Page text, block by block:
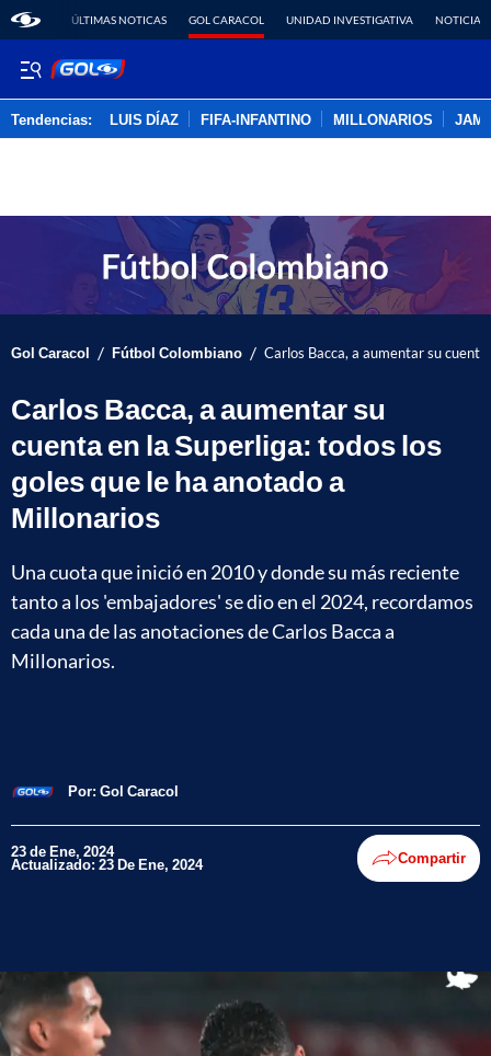
ÚLTIMAS NOTICAS GOL CARACOL UNIDAD INVESTIGATIVA NOTICIAS
Tendencias: LUIS DÍAZ FIFA-INFANTINO MILLONARIOS
Gol Caracol / Fútbol Colombiano / Carlos Bacca, a aumentar su
Carlos Bacca, a aumentar su
cuenta en la Superliga: todos los
goles que le ha anotado a
Millonarios
Una cuota que inició en 2010 y donde su más reciente
tanto a los 'embajadores' se dio en el 2024, recordamos
cada una de las anotaciones de Carlos Bacca a
Millonarios.
Por: Gol Caracol
23 de Ene, 2024
Actualizado: 23 De Ene, 2024 Compartir